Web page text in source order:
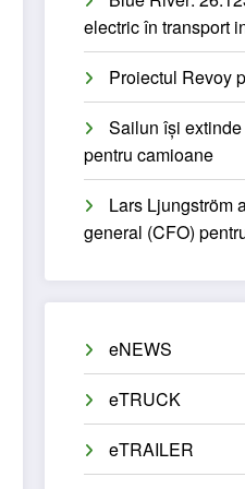
electric în transport
Proiectul Revoy
Sailun își
pentru camioane
Lars Ljungström
general (CFO)
eNEWS
eTRUCK
eTRAILER